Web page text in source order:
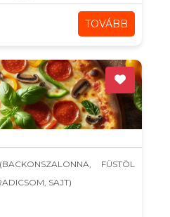
TOVÁBB
FÜSTÖL
SAJT)